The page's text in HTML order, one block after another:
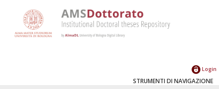
Login
STRUMENTI DI NAVIGAZIONE